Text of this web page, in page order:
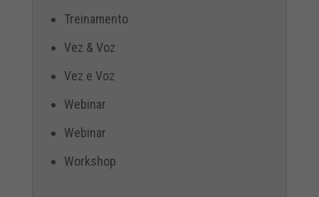
Treinamento
Vez & Voz
Vez e Voz
Webinar
Webinar
Workshop